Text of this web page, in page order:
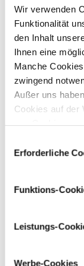
Wir verwenden
Funktionalität
den Inhalt
Ihnen eine
Manche
zwingend
Außer uns
Cookies auf der
über den Link „
Erforderliche
Funktions-
Leistungs-
Werbe-Cookies
Material